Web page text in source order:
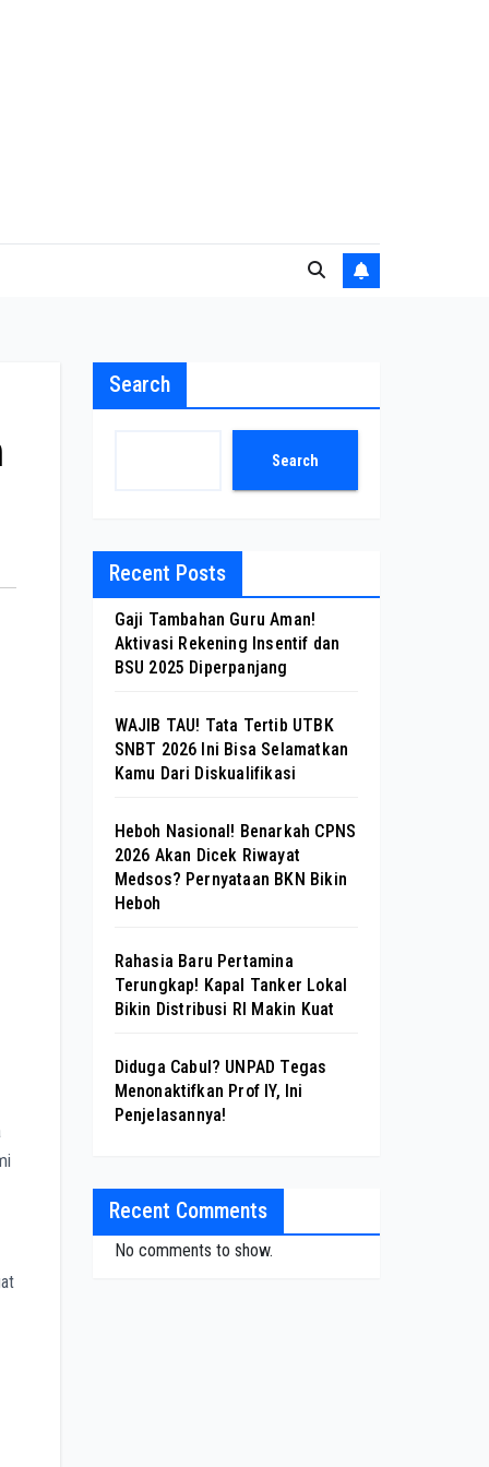
Search
Search
Recent Posts
Gaji Tambahan Guru Aman!
Aktivasi Rekening Insentif dan
BSU 2025 Diperpanjang
WAJIB TAU! Tata Tertib UTBK
SNBT 2026 Ini Bisa Selamatkan
Kamu Dari Diskualifikasi
Heboh Nasional! Benarkah CPNS
2026 Akan Dicek Riwayat
Medsos? Pernyataan BKN Bikin
Heboh
Rahasia Baru Pertamina
Terungkap! Kapal Tanker Lokal
Bikin Distribusi RI Makin Kuat
Diduga Cabul? UNPAD Tegas
Menonaktifkan Prof IY, Ini
Penjelasannya!
Recent Comments
No comments to show.